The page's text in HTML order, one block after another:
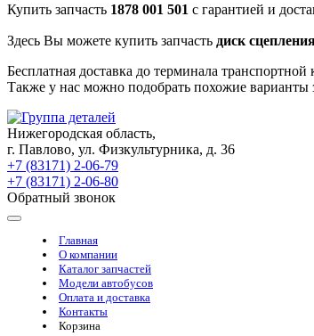
Купить запчасть 1878 001 501 с гарантией и
Здесь Вы можете купить запчасть диск
Бесплатная доставка до терминала
Также у нас можно подобрать похожие варианты
Нижегородская область,
г. Павлово, ул. Физкультурника, д. 36
+7 (83171) 2-06-79
+7 (83171) 2-06-80
Обратный звонок
Главная
О компании
Каталог запчастей
Модели автобусов
Оплата и доставка
Контакты
Корзина